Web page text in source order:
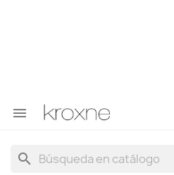

search